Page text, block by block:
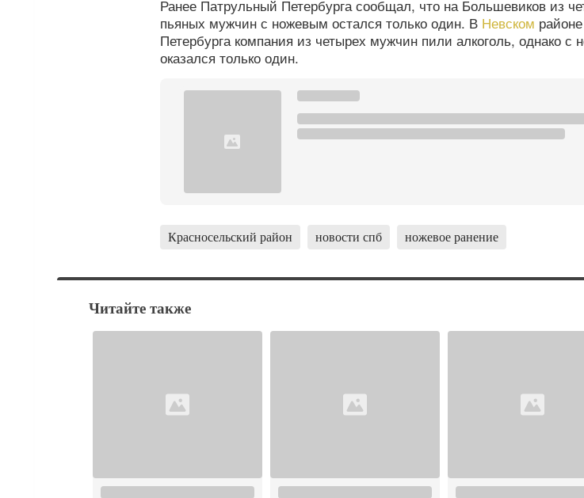
Ранее Патрульный Петербурга сообщал, что на Большевиков из
пьяных мужчин с ножевым остался только один. В Невском районе
Петербурга компания из четырех мужчин пили алкоголь, однако с
оказался только один.
Красносельский район новости спб ножевое ранение
Читайте также